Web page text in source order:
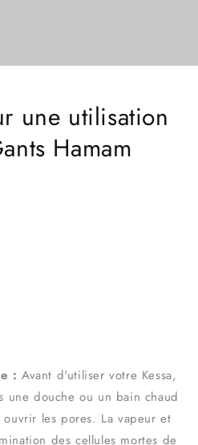
une utilisation
Hamam
: Avant d'utiliser votre Kessa,
une douche ou un bain chaud
les pores. La vapeur et
des cellules mortes de